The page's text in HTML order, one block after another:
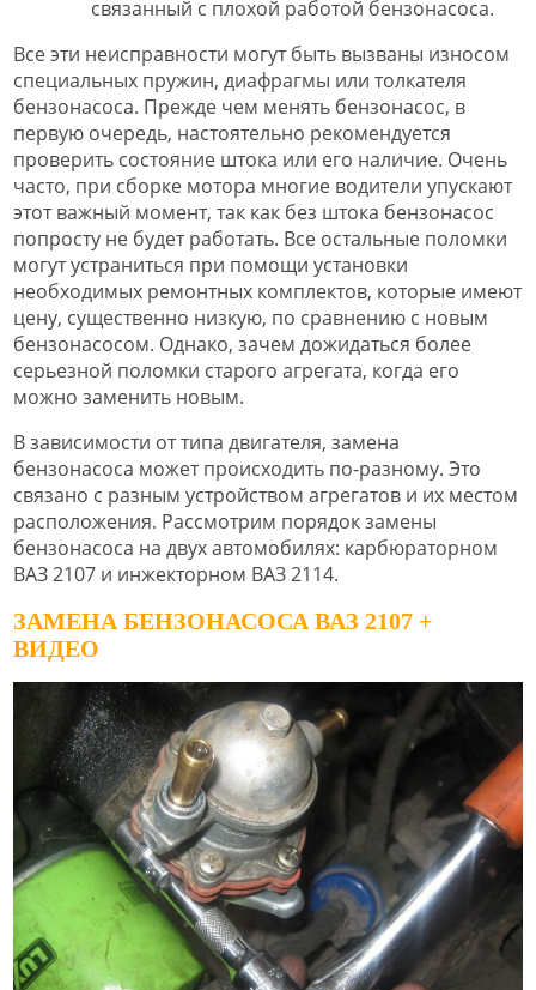
связанный с плохой работой бензонасоса.
Все эти неисправности могут быть вызваны износом
специальных пружин, диафрагмы или толкателя
бензонасоса. Прежде чем менять бензонасос, в
первую очередь, настоятельно рекомендуется
проверить состояние штока или его наличие. Очень
часто, при сборке мотора многие водители упускают
этот важный момент, так как без штока бензонасос
попросту не будет работать. Все остальные поломки
могут устраниться при помощи установки
необходимых ремонтных комплектов, которые имеют
цену, существенно низкую, по сравнению с новым
бензонасосом. Однако, зачем дожидаться более
серьезной поломки старого агрегата, когда его
можно заменить новым.
В зависимости от типа двигателя, замена
бензонасоса может происходить по-разному. Это
связано с разным устройством агрегатов и их местом
расположения. Рассмотрим порядок замены
бензонасоса на двух автомобилях: карбюраторном
ВАЗ 2107 и инжекторном ВАЗ 2114.
ЗАМЕНА БЕНЗОНАСОСА ВАЗ 2107 +
ВИДЕО